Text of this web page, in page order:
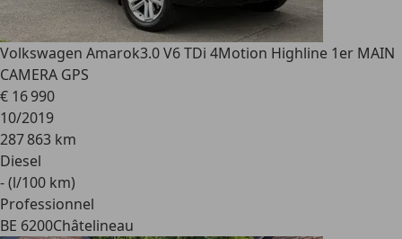
Volkswagen Amarok3.0 V6 TDi 4Motion Highline 1er MAIN
CAMERA GPS
€ 16 990
10/2019
287 863 km
Diesel
- (l/100 km)
Professionnel
BE 6200Châtelineau